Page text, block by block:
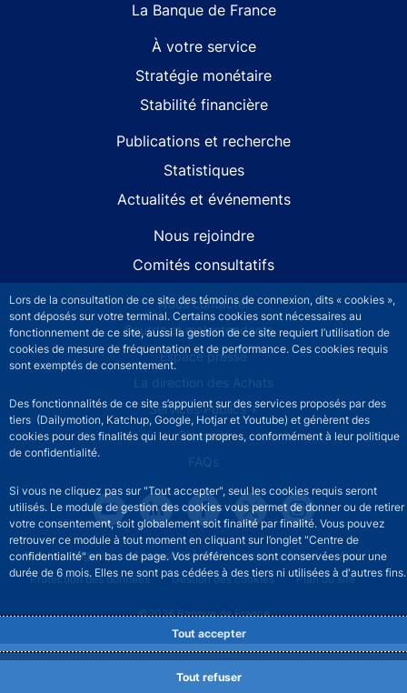
Lors de la consultation de ce site des témoins de connexion, dits « cookies »,
sont déposés sur votre terminal. Certains cookies sont nécessaires au
fonctionnement de ce site, aussi la gestion de ce site requiert l’utilisation de
cookies de mesure de fréquentation et de performance. Ces cookies requis
sont exemptés de consentement.
Des fonctionnalités de ce site s’appuient sur des services proposés par des
tiers (Dailymotion, Katchup, Google, Hotjar et Youtube) et génèrent des
cookies pour des finalités qui leur sont propres, conformément à leur politique
de confidentialité.
Si vous ne cliquez pas sur "Tout accepter", seul les cookies requis seront
utilisés. Le module de gestion des cookies vous permet de donner ou de retirer
votre consentement, soit globalement soit finalité par finalité. Vous pouvez
retrouver ce module à tout moment en cliquant sur l’onglet "Centre de
confidentialité" en bas de page. Vos préférences sont conservées pour une
durée de 6 mois. Elles ne sont pas cédées à des tiers ni utilisées à d'autres fins.
Tout accepter
Tout refuser
La Banque de France
À votre service
Stratégie monétaire
Stabilité financière
Publications et recherche
Statistiques
Actualités et événements
Nous rejoindre
Comités consultatifs
Footer secondary menuNous contacter
Sourds et malentendants
Espace presse
La direction des Achats
Services Publics +
Glossaire
FAQs
©2026 Banque de France
Footer legal notice menu
Mentions légales Accessibilité partiellement conforme
Aide
Protection des données
Gestion des cookies Plan du site